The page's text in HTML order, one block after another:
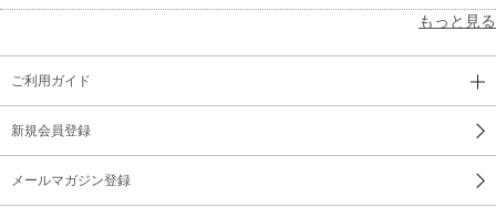
もっと見る
ご利用ガイド
新規会員登録
メールマガジン登録